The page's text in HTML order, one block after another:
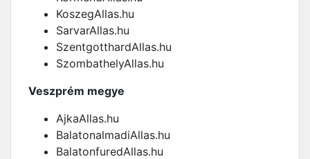
KoszegAllas.hu
SarvarAllas.hu
SzentgotthardAllas.hu
SzombathelyAllas.hu
Veszprém megye
AjkaAllas.hu
BalatonalmadiAllas.hu
BalatonfuredAllas.hu